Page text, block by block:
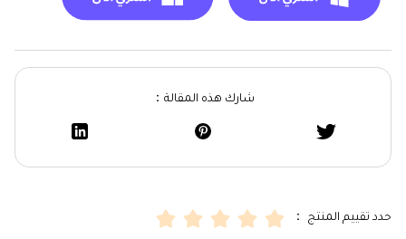
شارك هذه المقالة：
حدد تقييم المنتج ：